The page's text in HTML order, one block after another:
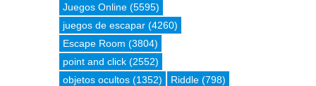
Juegos Online (5595)
juegos de escapar (4260)
Escape Room (3804)
point and click (2552)
objetos ocultos (1352) Riddle (798)